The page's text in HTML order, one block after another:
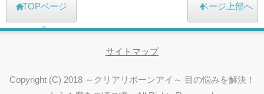
TOPページ
へ
ページ上部へ
サイトマップ
Copyright (C) 2018 ～クリアリボーンアイ～ 目の悩みを解決！